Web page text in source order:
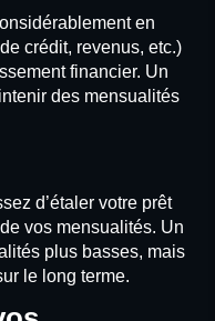
en
crédit, revenus, etc.)
financier. Un
des mensualités
d’étaler votre prêt
vos mensualités. Un
plus basses, mais
le long terme.